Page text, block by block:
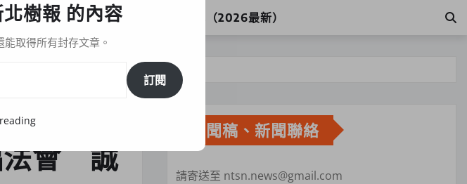
酒哪裡買｜官方購買通路與LINE訂購（2026最新）
法會 誠
新聞稿、新聞聯絡
請寄送至 ntsn.news@gmail.com
樹報 的內容
取得所有封存文章。
訂閱